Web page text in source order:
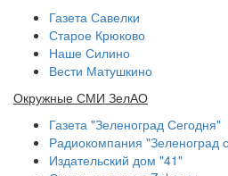
Газета Савелки
Старое Крюково
Наше Силино
Вести Матушкино
Окружные СМИ ЗелАО
Газета "Зеленоград Сегодня"
Радиокомпания "Зеленоград
Издательский дом "41"